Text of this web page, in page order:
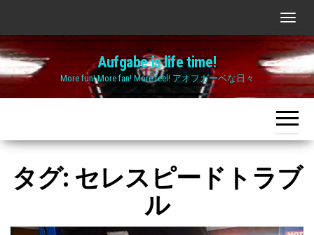
the
content
ナ
ビ
ゲ
ー
シ
ョ
ン
り
Aufgabe is life time!
More fun! More fan! More feel! アオフガーベな日々
タグ: セレスピードトラブ
ル